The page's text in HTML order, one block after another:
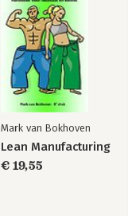
Mark van Bokhoven
Lean Manufacturing
€ 19,55